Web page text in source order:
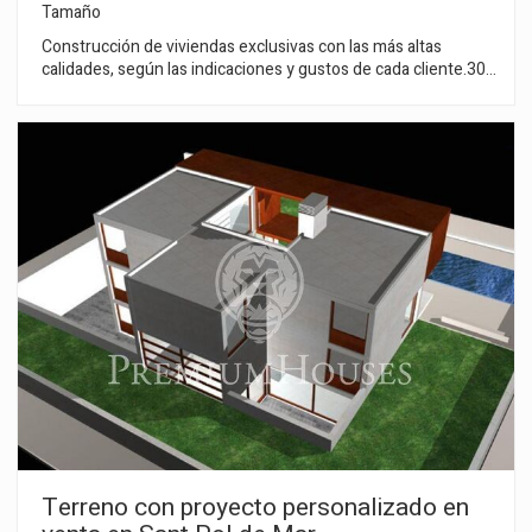
Tamaño
Construcción de viviendas exclusivas con las más altas
calidades, según las indicaciones y gustos de cada cliente.300
con distribuciones, calidades y acabados a su gusto. Una
garantía de éxito de la mano de una de las constructoras de
más prestigio de la Costa Barcelona y del Maresme en
particular. el proyecto adjunto es un ejemplo. Se puede
adaptar a cada cliente. También se puede adquirir la parcela
sin proyecto por 250.000€
Terreno con proyecto personalizado en
Modificar cookies